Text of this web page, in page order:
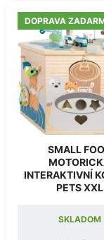
DOPRAVA
SMALL
INTERAKTIVNÍ
PETS XXL
SKLADOM